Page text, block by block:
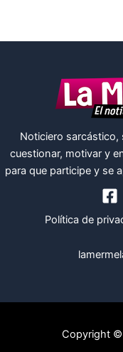
Noticiero sarcástico,
cuestionar, motivar y
para que participe y se
Política de
Copyright ©